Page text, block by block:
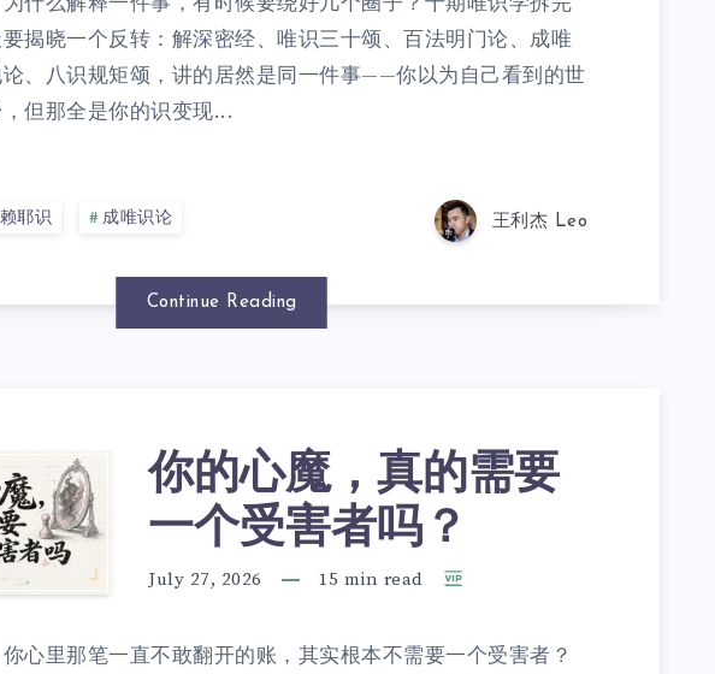
揭晓一个反转：解深密经、唯识三十颂、百法明门论、成唯
、八识规矩颂，讲的居然是同一件事——你以为自己看到的世
但那全是你的识变现...
耶识 成唯识论 王利杰 Leo
Continue Reading
你的心魔，真的需要
一个受害者吗？
July 27, 2026 15 min read
心里那笔一直不敢翻开的账，其实根本不需要一个受害者？